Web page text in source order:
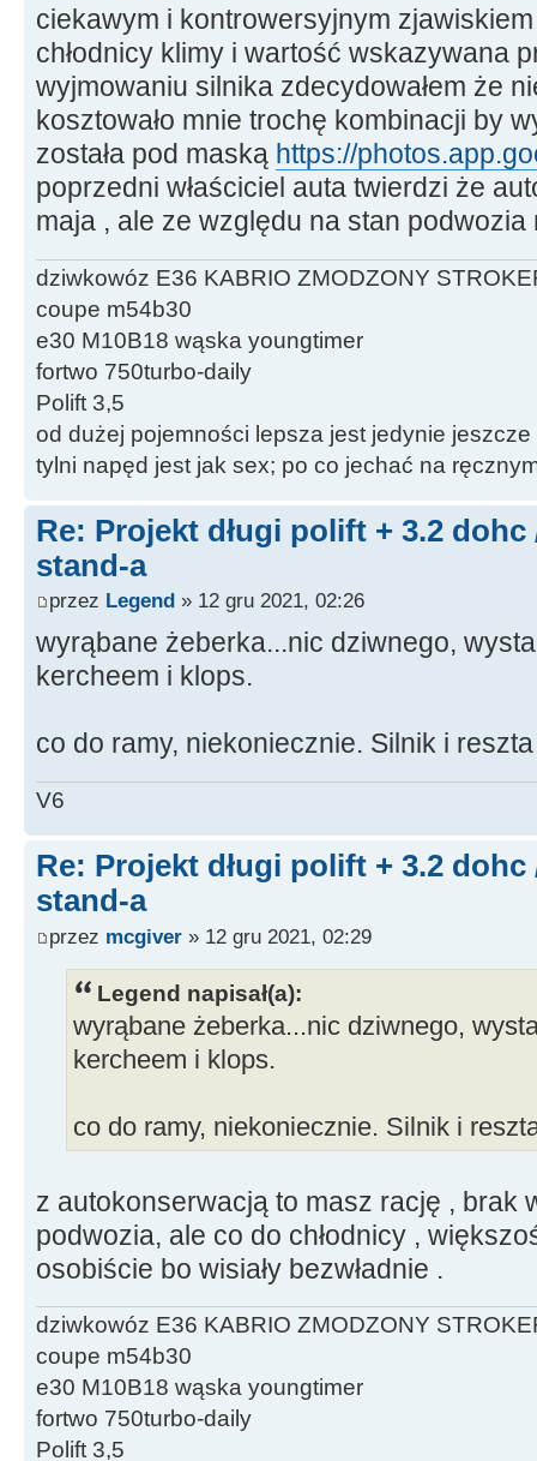
ciekawym i kontrowersyjnym
chłodnicy klimy i wartość wskazywana
wyjmowaniu silnika zdecydowałem że
kosztowało mnie trochę kombinacji by
została pod maską https://
poprzedni właściciel auta twierdzi że
maja , ale ze względu na stan podwozia
dziwkowóz E36 KABRIO ZMODZONY
coupe m54b30
e30 M10B18 wąska youngtimer
fortwo 750turbo-daily
Polift 3,5
od dużej pojemności lepsza jest jedynie jeszcze
tylni napęd jest jak sex; po co jechać na
Re: Projekt długi polift + 3.2 dohc
stand-a
przez Legend » 12 gru 2021, 02:26
wyrąbane żeberka...nic dziwnego,
kercheem i klops.
co do ramy, niekoniecznie. Silnik i
V6
Re: Projekt długi polift + 3.2 dohc
stand-a
przez mcgiver » 12 gru 2021, 02:29
Legend napisał(a):
wyrąbane żeberka...nic dziwnego,
kercheem i klops.
co do ramy, niekoniecznie. Silnik i
z autokonserwacją to masz rację , brak
podwozia, ale co do chłodnicy ,
osobiście bo wisiały bezwładnie .
dziwkowóz E36 KABRIO ZMODZONY
coupe m54b30
e30 M10B18 wąska youngtimer
fortwo 750turbo-daily
Polift 3,5